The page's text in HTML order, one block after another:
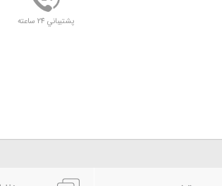
پشتيباني 24 ساعته